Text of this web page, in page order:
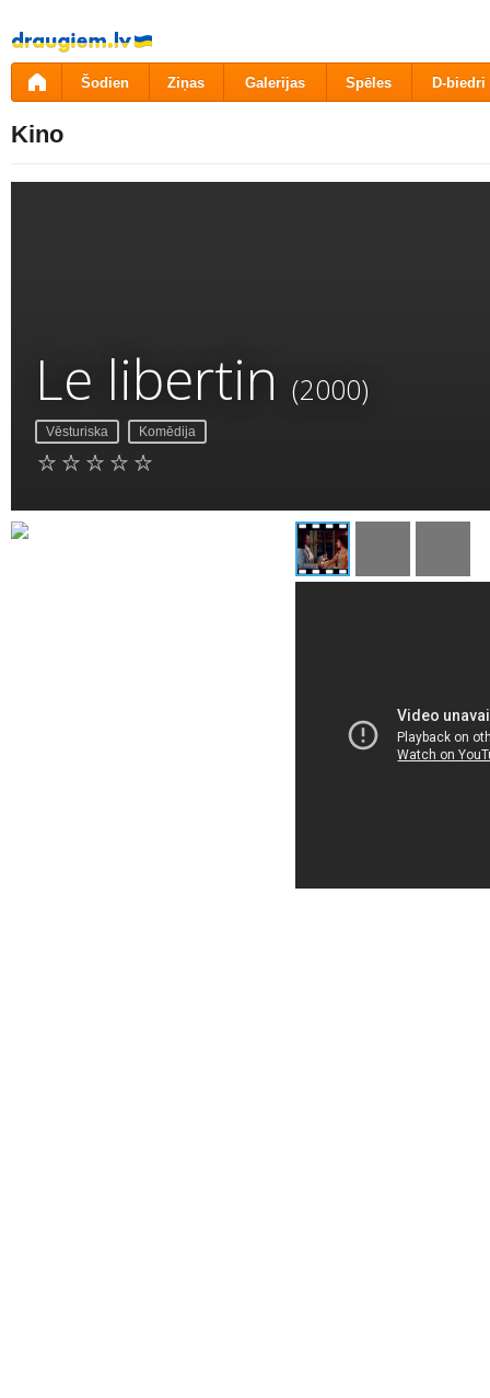
Pāriet
uz
saturu
Šodien Ziņas Galerijas Spēles D-biedri
Kino
Le libertin (2000)
Vēsturiska Komēdija